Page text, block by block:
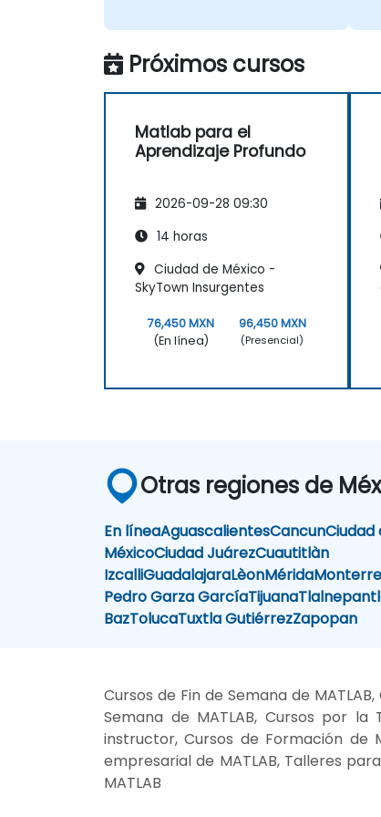
Próximos cursos
Matlab para el
Aprendizaje Profundo
2026-09-28 09:30
14 horas
Ciudad de México -
SkyTown Insurgentes
76,450 MXN
(En línea)
96,450 MXN
(Presencial)
Otras regiones de
En líneaAguascalientesCancunCiudad
MéxicoCiudad JuárezCuautitlàn
IzcalliGuadalajaraLèonMérida
Pedro Garza GarcíaTijuana
BazTolucaTuxtla GutiérrezZapopan
Cursos de Fin de Semana de
Semana de MATLAB, Cursos por la
instructor, Cursos de Formación de
empresarial de MATLAB, Talleres
MATLAB